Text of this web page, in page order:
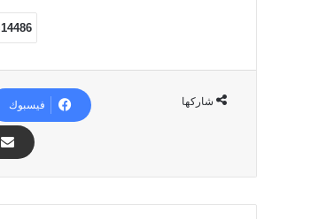
شاركها فيسبوك